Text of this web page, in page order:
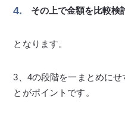
その上で金額を比較検
となります。
3、4の段階を一まとめに
とがポイントです。